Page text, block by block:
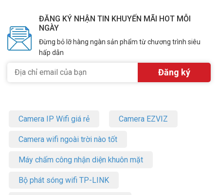
ĐĂNG KÝ NHẬN TIN KHUYẾN MÃI HOT MỖI
NGÀY
Đừng bỏ lỡ hàng ngàn sản phẩm từ chương trình siêu
hấp dẫn
Camera IP Wifi giá rẻ Camera EZVIZ
Camera wifi ngoài trời nào tốt
Máy chấm công nhận diện khuôn mặt
Bộ phát sóng wifi TP-LINK